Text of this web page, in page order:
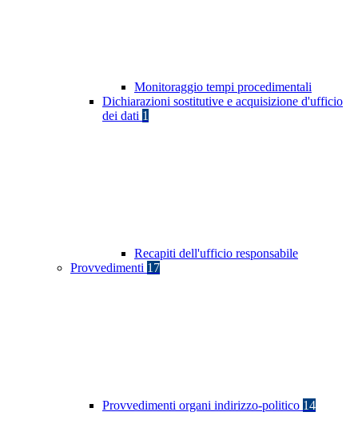
Monitoraggio tempi procedimentali
Dichiarazioni sostitutive e acquisizione d'ufficio
dei dati 1
Recapiti dell'ufficio responsabile
Provvedimenti 17
Provvedimenti organi indirizzo-politico 14